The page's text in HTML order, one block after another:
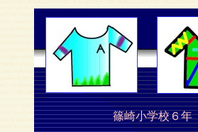
篠崎小学校６年